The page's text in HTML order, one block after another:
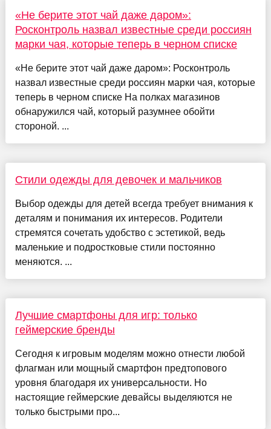
«Не берите этот чай даже даром»:
Росконтроль назвал известные среди россиян
марки чая, которые теперь в черном списке
«Не берите этот чай даже даром»: Росконтроль
назвал известные среди россиян марки чая, которые
теперь в черном списке На полках магазинов
обнаружился чай, который разумнее обойти
стороной. ...
Стили одежды для девочек и мальчиков
Выбор одежды для детей всегда требует внимания к
деталям и понимания их интересов. Родители
стремятся сочетать удобство с эстетикой, ведь
маленькие и подростковые стили постоянно
меняются. ...
Лучшие смартфоны для игр: только
геймерские бренды
Сегодня к игровым моделям можно отнести любой
флагман или мощный смартфон предтопового
уровня благодаря их универсальности. Но
настоящие геймерские девайсы выделяются не
только быстрыми про...